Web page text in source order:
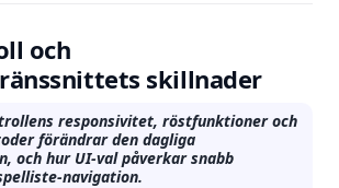
och
skillnader
responsivitet, röstfunktioner och
förändrar den dagliga
och hur UI-val påverkar snabb
navigation.